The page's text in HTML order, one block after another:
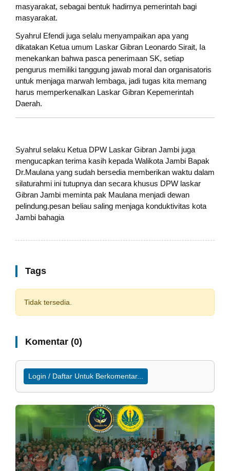
masyarakat, sebagai bentuk hadirnya pemerintah bagi
masyarakat.
Syahrul Efendi juga selalu menyampaikan apa yang
dikatakan Ketua umum Laskar Gibran Leonardo Sirait, Ia
menekankan bahwa pasca penerimaan SK, setiap
pengurus memiliki tanggung jawab moral dan organisatoris
untuk menjaga marwah lembaga, jadi tugas kita memang
harus memperkenalkan Laskar Gibran Kepemerintah
Daerah.
Syahrul selaku Ketua DPW Laskar Gibran Jambi juga
mengucapkan terima kasih kepada Walikota Jambi Bapak
Dr.Maulana yang sudah bersedia memberikan waktu dalam
silaturahmi ini tutupnya dan secara khusus DPW laskar
Gibran Jambi meminta pak Maulana menjadi dewan
pelindung.pesan beliau saling menjaga konduktivitas kota
Jambi bahagia
Tags
Tidak tersedia.
Komentar (0)
Login / Daftar Untuk Berkomentar...